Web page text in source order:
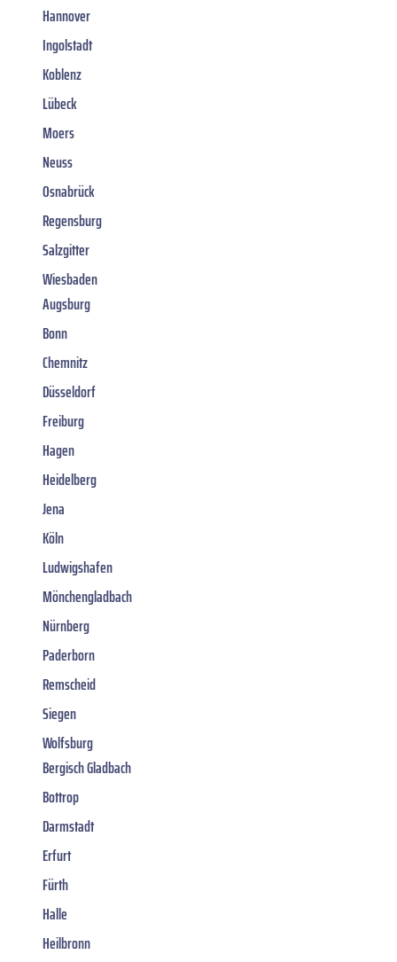
Hannover
Ingolstadt
Koblenz
Lübeck
Moers
Neuss
Osnabrück
Regensburg
Salzgitter
Wiesbaden
Augsburg
Bonn
Chemnitz
Düsseldorf
Freiburg
Hagen
Heidelberg
Jena
Köln
Ludwigshafen
Mönchengladbach
Nürnberg
Paderborn
Remscheid
Siegen
Wolfsburg
Bergisch Gladbach
Bottrop
Darmstadt
Erfurt
Fürth
Halle
Heilbronn